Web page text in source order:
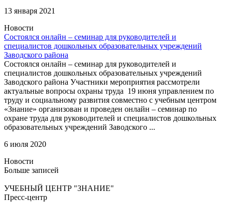
13 января 2021
Новости
Состоялся онлайн – семинар для руководителей и
специалистов дошкольных образовательных учреждений
Заводского района
Состоялся онлайн – семинар для руководителей и
специалистов дошкольных образовательных учреждений
Заводского района Участники мероприятия рассмотрели
актуальные вопросы охраны труда 19 июня управлением по
труду и социальному развития совместно с учебным центром
«Знание» организован и проведен онлайн – семинар по
охране труда для руководителей и специалистов дошкольных
образовательных учреждений Заводского ...
6 июля 2020
Новости
Больше записей
УЧЕБНЫЙ ЦЕНТР "ЗНАНИЕ"
Пресс-центр